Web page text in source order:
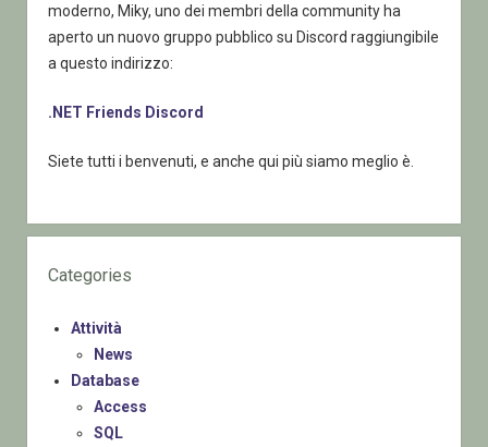
moderno, Miky, uno dei membri della community ha
aperto un nuovo gruppo pubblico su Discord raggiungibile
a questo indirizzo:
.NET Friends Discord
Siete tutti i benvenuti, e anche qui più siamo meglio è.
Categories
Attività
News
Database
Access
SQL